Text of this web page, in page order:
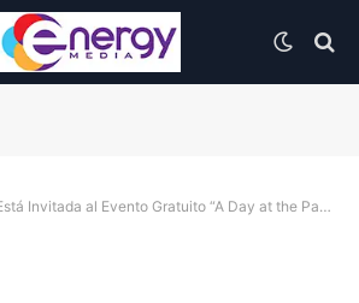
al Evento Gratuito “A Day at the Park” en el Chula Vista Bayfront Park